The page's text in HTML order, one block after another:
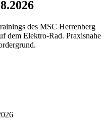
des MSC Herrenberg
dem Elektro-Rad. Praxisnahe